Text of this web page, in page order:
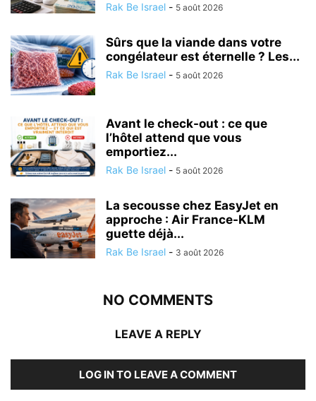
Rak Be Israel - 5 août 2026
Sûrs que la viande dans votre
congélateur est éternelle ? Les...
Rak Be Israel - 5 août 2026
Avant le check-out : ce que
l’hôtel attend que vous
emportiez...
Rak Be Israel - 5 août 2026
La secousse chez EasyJet en
approche : Air France-KLM
guette déjà...
Rak Be Israel - 3 août 2026
NO COMMENTS
LEAVE A REPLY
LOG IN TO LEAVE A COMMENT